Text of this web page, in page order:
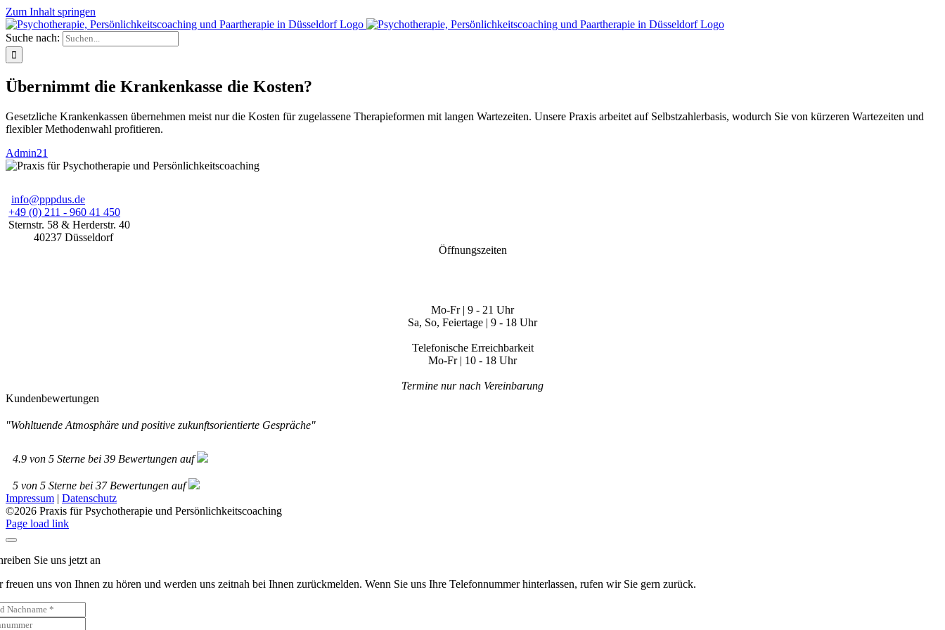
Zum Inhalt springen
Suche nach:
Übernimmt die Krankenkasse die Kosten?
Gesetzliche Krankenkassen übernehmen meist nur die Kosten für zugelassene Therapieformen mit langen Wartezeiten. Unsere Praxis arbeitet auf Selbstzahlerbasis, wodurch Sie von kürzeren Wartezeiten und
flexibler Methodenwahl profitieren.
Admin21
info@pppdus.de
+49 (0) 211 - 960 41 450
Sternstr. 58 & Herderstr. 40
40237 Düsseldorf
Öffnungszeiten
Mo-Fr | 9 - 21 Uhr
Sa, So, Feiertage | 9 - 18 Uhr
Telefonische Erreichbarkeit
Mo-Fr | 10 - 18 Uhr
Termine nur nach Vereinbarung
Kundenbewertungen
"Wohltuende Atmosphäre und positive zukunftsorientierte Gespräche"
4.9 von 5 Sterne bei 39 Bewertungen auf
5 von 5 Sterne bei 37Bewertungen auf
Impressum | Datenschutz
©2026 Praxis für Psychotherapie und Persönlichkeitscoaching
Page load link
Sie uns jetzt an
freuen uns von Ihnen zu hören und werden uns zeitnah bei Ihnen zurückmelden. Wenn Sie uns Ihre Telefonnummer hinterlassen, rufen wir Sie gern zurück.